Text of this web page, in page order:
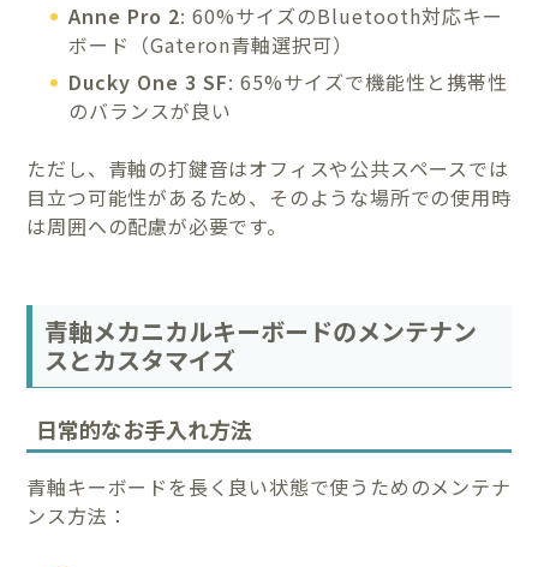
Anne Pro 2: 60%サイズのBluetooth対応キー
ボード（Gateron青軸選択可）
Ducky One 3 SF: 65%サイズで機能性と携帯性
のバランスが良い
ただし、青軸の打鍵音はオフィスや公共スペースでは
目立つ可能性があるため、そのような場所での使用時
は周囲への配慮が必要です。
青軸メカニカルキーボードのメンテナン
スとカスタマイズ
日常的なお手入れ方法
青軸キーボードを長く良い状態で使うためのメンテナ
ンス方法：